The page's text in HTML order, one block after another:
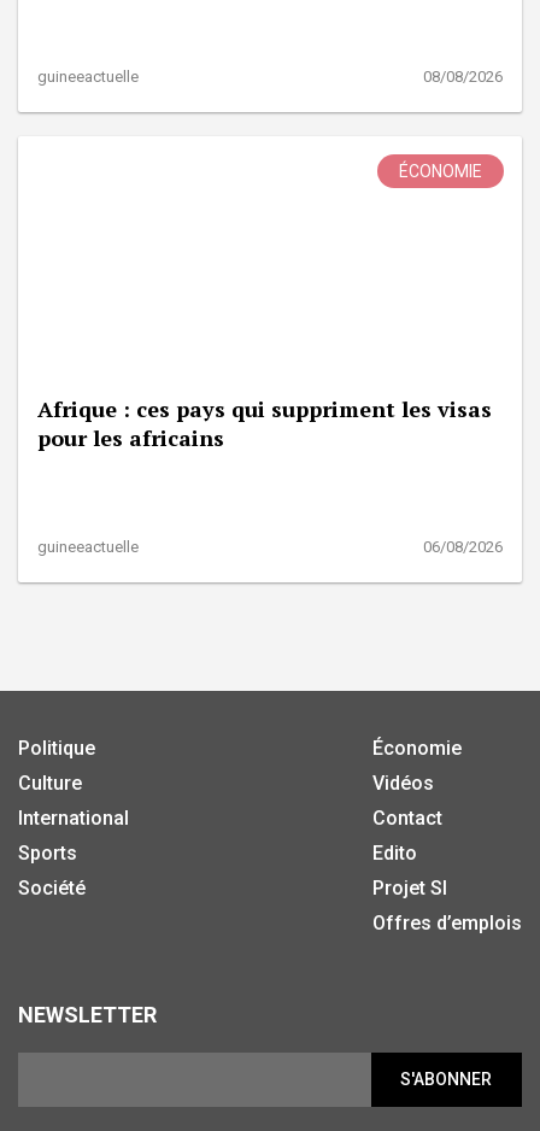
guineeactuelle 08/08/2026
ÉCONOMIE
Afrique : ces pays qui suppriment les visas
pour les africains
guineeactuelle 06/08/2026
Politique
Culture
International
Sports
Société
Économie
Vidéos
Contact
Edito
Projet SI
Offres d’emplois
NEWSLETTER
S'ABONNER